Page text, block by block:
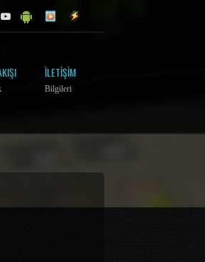
İLETIŞIM
Bilgileri